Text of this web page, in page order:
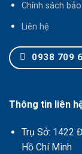
Chính sách
Liên hệ
0938 709
Thông tin liên
Trụ Sở: 1422
Hồ Chí Minh